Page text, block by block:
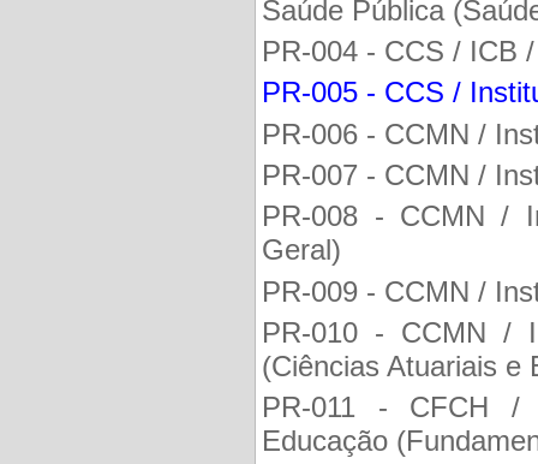
Saúde Pública
PR-004 - CCS / ICB
PR-005 - CCS /
PR-006 - CCMN /
PR-007 - CCMN /
PR-008 - CCMN /
Geral)
PR-009 - CCMN /
PR-010 - CCMN /
(Ciências Atuariais e
PR-011 - CFCH /
Educação